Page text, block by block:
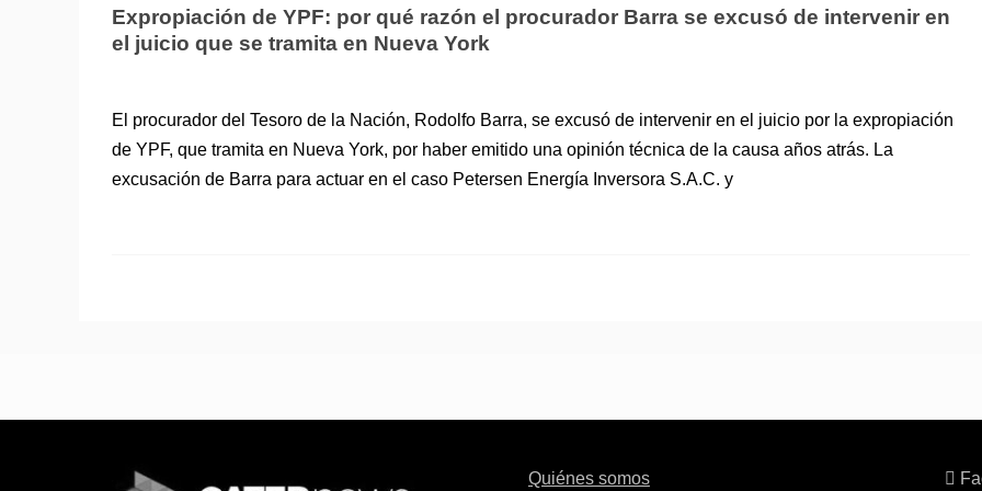
Expropiación de YPF: por qué razón el procurador Barra se excusó de intervenir en
el juicio que se tramita en Nueva York
El procurador del Tesoro de la Nación, Rodolfo Barra, se excusó de intervenir en el juicio por la expropiación
de YPF, que tramita en Nueva York, por haber emitido una opinión técnica de la causa años atrás. La
excusación de Barra para actuar en el caso Petersen Energía Inversora S.A.C. y
Quiénes somos